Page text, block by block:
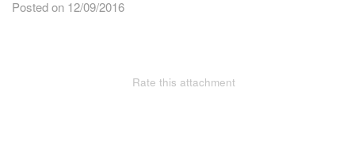
Posted on 12/09/2016
Rate this attachment